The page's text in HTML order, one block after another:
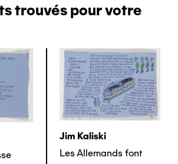
trouvés pour votre
Jim Kaliski
Les Allemands font